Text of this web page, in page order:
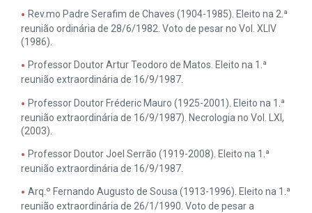
Rev.mo Padre Serafim de Chaves (1904-1985). Eleito na 2.ª
reunião ordinária de 28/6/1982. Voto de pesar no Vol. XLIV
(1986).
Professor Doutor Artur Teodoro de Matos. Eleito na 1.ª
reunião extraordinária de 16/9/1987.
Professor Doutor Fréderic Mauro (1925-2001). Eleito na 1.ª
reunião extraordinária de 16/9/1987). Necrologia no Vol. LXI,
(2003).
Professor Doutor Joel Serrão (1919-2008). Eleito na 1.ª
reunião extraordinária de 16/9/1987.
Arq.º Fernando Augusto de Sousa (1913-1996). Eleito na 1.ª
reunião extraordinária de 26/1/1990. Voto de pesar a